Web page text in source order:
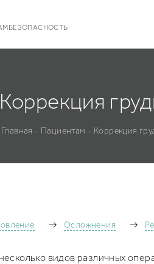
БЕЗОПАСНОСТЬ
Коррекция
Главная - Пациентам - Коррекция
Осложнения
видов различных